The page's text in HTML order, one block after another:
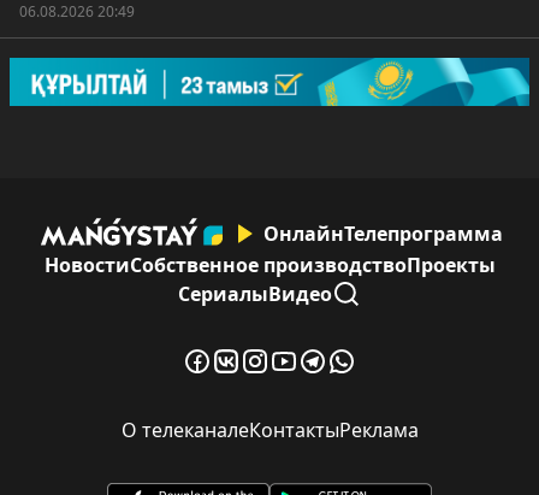
06.08.2026 20:49
ОнлайнТелепрограмма
НовостиСобственное производствоПроекты
СериалыВидео
О телеканалеКонтактыРеклама